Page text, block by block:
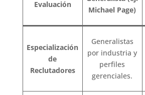
Evaluación
Michael Page)
Especialización
de
Reclutadores
Generalistas
por industria y
perfiles
gerenciales.